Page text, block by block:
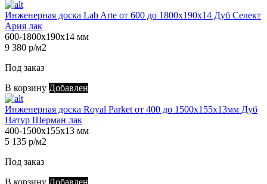
Инженерная доска Lab Arte от 600 до 1800х190х14 Дуб Селект
Ария лак
600-1800х190х14 мм
9 380 р/м2
Под заказ
В корзину Добавлен
Инженерная доска Royal Parket от 400 до 1500х155х13мм Дуб
Натур Шерман лак
400-1500х155х13 мм
5 135 р/м2
Под заказ
В корзину Добавлен